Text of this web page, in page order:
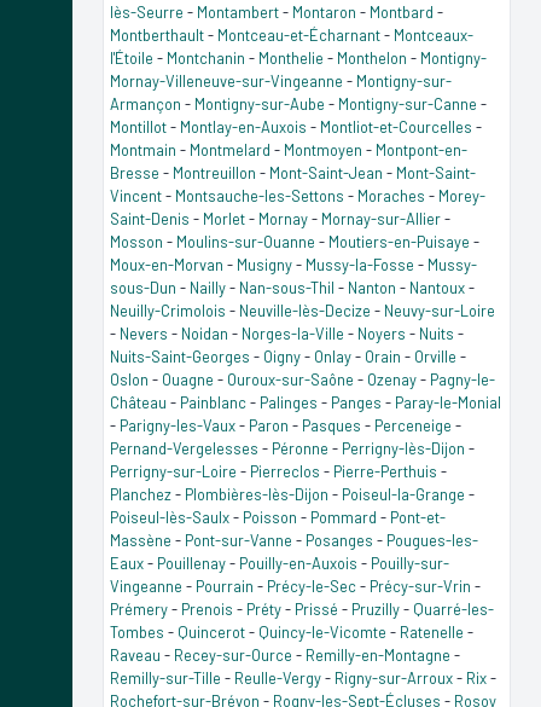
lès-Seurre - Montambert- Montaron - Montbard -
Montberthault- Montceau-et-Écharnant- Montceaux-
l'Étoile - Montchanin - Monthelie - Monthelon - Montigny-
Mornay-Villeneuve-sur-Vingeanne - Montigny-sur-
Armançon - Montigny-sur-Aube - Montigny-sur-Canne -
Montillot- Montlay-en-Auxois - Montliot-et-Courcelles -
Montmain - Montmelard - Montmoyen - Montpont-en-
Bresse - Montreuillon - Mont-Saint-Jean - Mont-Saint-
Vincent- Montsauche-les-Settons - Moraches - Morey-
Saint-Denis - Morlet- Mornay- Mornay-sur-Allier-
Mosson - Moulins-sur-Ouanne - Moutiers-en-Puisaye -
Moux-en-Morvan - Musigny- Mussy-la-Fosse - Mussy-
sous-Dun - Nailly- Nan-sous-Thil - Nanton - Nantoux-
Neuilly-Crimolois - Neuville-lès-Decize - Neuvy-sur-Loire
- Nevers - Noidan - Norges-la-Ville - Noyers - Nuits -
Nuits-Saint-Georges - Oigny- Onlay- Orain - Orville -
Oslon - Ouagne - Ouroux-sur-Saône - Ozenay- Pagny-le-
Château - Painblanc - Palinges - Panges - Paray-le-Monial
- Parigny-les-Vaux- Paron - Pasques - Perceneige -
Pernand-Vergelesses - Péronne - Perrigny-lès-Dijon -
Perrigny-sur-Loire - Pierreclos - Pierre-Perthuis -
Planchez- Plombières-lès-Dijon - Poiseul-la-Grange -
Poiseul-lès-Saulx- Poisson - Pommard - Pont-et-
Massène - Pont-sur-Vanne - Posanges - Pougues-les-
Eaux- Pouillenay- Pouilly-en-Auxois - Pouilly-sur-
Vingeanne - Pourrain - Précy-le-Sec - Précy-sur-Vrin -
Prémery- Prenois - Préty- Prissé - Pruzilly- Quarré-les-
Tombes - Quincerot- Quincy-le-Vicomte - Ratenelle -
Raveau - Recey-sur-Ource - Remilly-en-Montagne -
Remilly-sur-Tille - Reulle-Vergy- Rigny-sur-Arroux- Rix-
Rochefort-sur-Brévon - Rogny-les-Sept-Écluses - Rosoy